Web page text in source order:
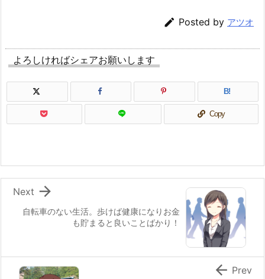
 Posted by アツオ
よろしければシェアお願いします
B!
Copy
自転車のない生活。歩けば健康になりお金
も貯まると良いことばかり！

Next
 Prev